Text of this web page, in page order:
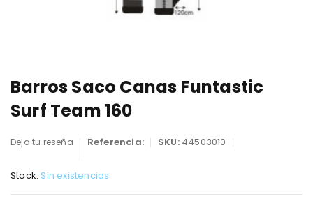
Barros Saco Canas Funtastic
Surf Team 160
Deja tu reseña Referencia: SKU: 44503010
Stock: Sin existencias